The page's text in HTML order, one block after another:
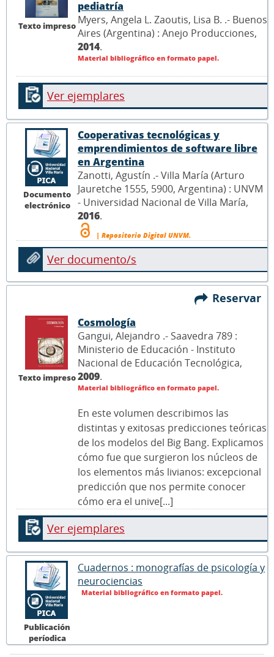
Texto impreso
pediatría
Myers, Angela L. Zaoutis, Lisa B. .- Buenos
Aires (Argentina) : Anejo Producciones,
2014.
Material bibliográfico en formato papel.
Ver ejemplares
Documento
electrónico
Cooperativas tecnológicas y
emprendimientos de software libre
en Argentina
Zanotti, Agustín .- Villa María (Arturo
Jauretche 1555, 5900, Argentina) : UNVM
- Universidad Nacional de Villa María,
2016.
| Repositorio Digital UNVM.
Ver documento/s
Reservar
Texto impreso
Cosmología
Gangui, Alejandro .- Saavedra 789 :
Ministerio de Educación - Instituto
Nacional de Educación Tecnológica,
2009.
Material bibliográfico en formato papel.
En este volumen describimos las
distintas y exitosas predicciones teóricas
de los modelos del Big Bang. Explicamos
cómo fue que surgieron los núcleos de
los elementos más livianos: excepcional
predicción que nos permite conocer
cómo era el unive[...]
Ver ejemplares
Publicación
períodica
Cuadernos : monografías de psicología y
neurociencias
Material bibliográfico en formato papel.